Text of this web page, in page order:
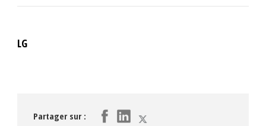
LG
Partager sur :